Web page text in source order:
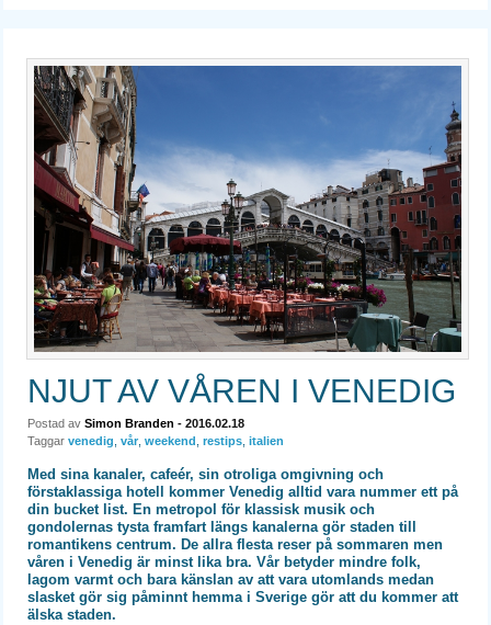
NJUT AV VÅREN I VENEDIG
Postad avSimon Branden - 2016.02.18
Taggar venedig ,vår ,weekend ,restips ,italien
Med sina kanaler, cafeér, sin otroliga omgivning och
förstaklassiga hotell kommer Venedig alltid vara nummer ett på
din bucket list. En metropol för klassisk musik och
gondolernas tysta framfart längs kanalerna gör staden till
romantikens centrum. De allra flesta reser på sommaren men
våren i Venedig är minst lika bra. Vår betyder mindre folk,
lagom varmt och bara känslan av att vara utomlands medan
slasket gör sig påminnt hemma i Sverige gör att du kommer att
älska staden.